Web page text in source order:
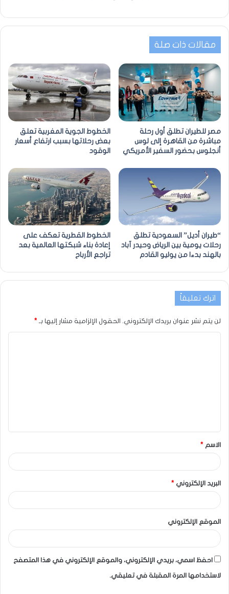
مقالات ذات صلة
مصر للطيران تطلق أول رحلة
مباشرة من القاهرة إلى لوس
أنجلوس بحضور السفير الأمريكي
الخطوط الجوية المغربية تعلق
بعض رحلاتها بسبب ارتفاع أسعار
الوقود
“طيران أديل” السعودية تطلق
رحلات يومية بين الرياض وحيدر آباد
بالهند بدءا من يوليو القادم
الخطوط القطرية تعكف على
إعادة بناء شبكتها العالمية بعد
تراجع الأرباح
اترك تعليقاً
لن يتم نشر عنوان بريدك الإلكتروني. الحقول الإلزامية مشار إليها بـ *
الاسم *
البريد الإلكتروني *
الموقع الإلكتروني
احفظ اسمي، بريدي الإلكتروني، والموقع الإلكتروني في هذا المتصفح
لاستخدامها المرة المقبلة في تعليقي.